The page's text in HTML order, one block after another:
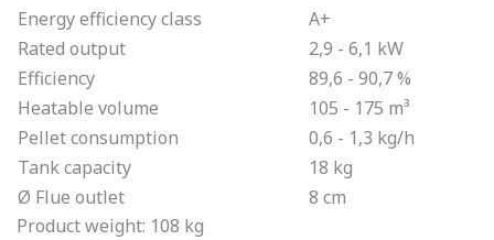
Energy efficiency class
A+
Rated output
2,9 - 6,1 kW
Efficiency
89,6 - 90,7 %
Heatable volume
105 - 175 m³
Pellet consumption
0,6 - 1,3 kg/h
Tank capacity
18 kg
Ø Flue outlet
8 cm
Product weight: 108 kg